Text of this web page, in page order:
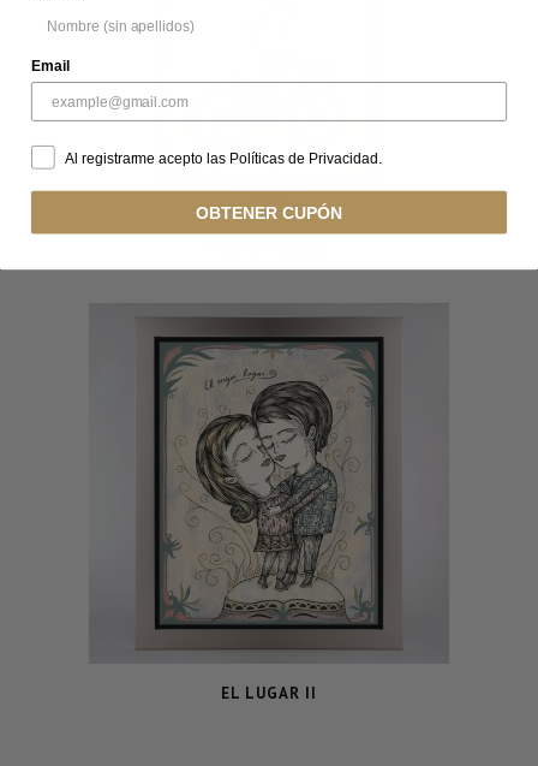
EL LUGAR II
Email
Al registrarme acepto las Políticas de Privacidad.
OBTENER CUPÓN